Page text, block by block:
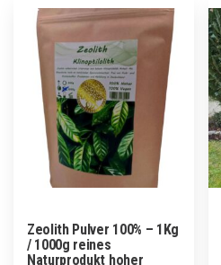
Zeolith Pulver 100% – 1Kg
/ 1000g reines
Naturprodukt hoher